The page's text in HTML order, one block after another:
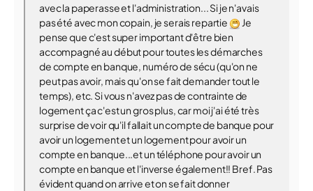
avec la paperasse et l'administration... Si je n'avais
pas été avec mon copain, je serais repartie
Je
pense que c'est super important d'être bien
accompagné au début pour toutes les démarches
de compte en banque, numéro de sécu (qu'on ne
peut pas avoir, mais qu'on se fait demander tout le
temps), etc. Si vous n'avez pas de contrainte de
logement ça c'est un gros plus, car moi j'ai été très
surprise de voir qu'il fallait un compte de banque pour
avoir un logement et un logement pour avoir un
compte en banque...et un téléphone pour avoir un
compte en banque et l'inverse également!! Bref. Pas
évident quand on arrive et on se fait donner